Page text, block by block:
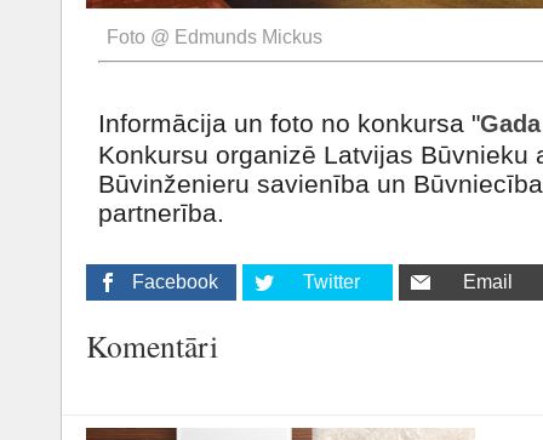
Foto @ Edmunds Mickus
Informācija un foto no konkursa "
Konkursu organizē Latvijas Būvnieku
Būvinženieru savienība un
partnerība.
Facebook Twitter Email
Komentāri